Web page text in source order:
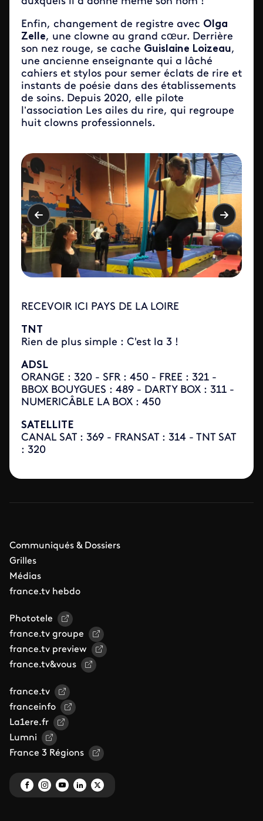
Enfin, changement de registre avec Olga
Zelle, une clowne au grand cœur. Derrière
son nez rouge, se cache Guislaine Loizeau,
une ancienne enseignante qui a lâché
cahiers et stylos pour semer éclats de rire et
instants de poésie dans des établissements
de soins. Depuis 2020, elle pilote
l’association Les ailes du rire, qui regroupe
huit clowns professionnels.
RECEVOIR ICI PAYS DE LA LOIRE
TNT
Rien de plus simple : C'est la 3 !
ADSL
ORANGE : 320 - SFR : 450 - FREE : 321 -
BBOX BOUYGUES : 489 - DARTY BOX : 311 -
NUMERICÂBLE LA BOX : 450
SATELLITE
CANAL SAT : 369 - FRANSAT : 314 - TNT SAT
: 320
Communiqués & Dossiers
Grilles
Médias
france.tv hebdo
Phototele
france.tv groupe
france.tv preview
france.tv&vous
france.tv
franceinfo
La1ere.fr
Lumni
France 3 Régions